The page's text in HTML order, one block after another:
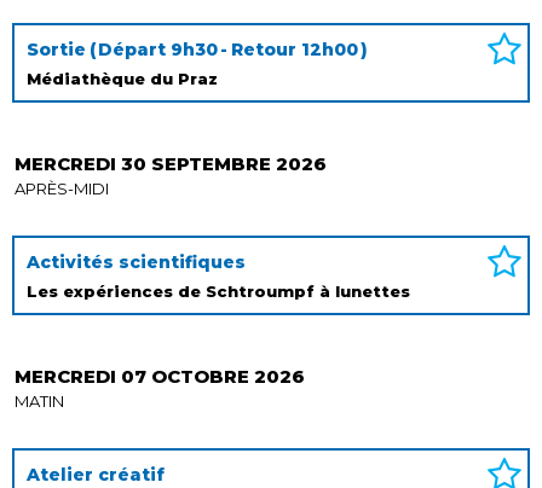
Sortie Départ 9h30 Retour 12h00
Médiathèque du Praz
Activités scientifiques
Les expériences de Schtroumpf à lunettes
MERCREDI 30 SEPTEMBRE 2026
APRÈS-MIDI
Atelier créatif
MERCREDI 07 OCTOBRE 2026
MATIN